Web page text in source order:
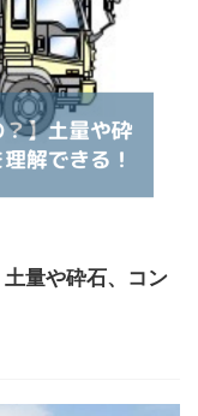
土量や砕石、コン